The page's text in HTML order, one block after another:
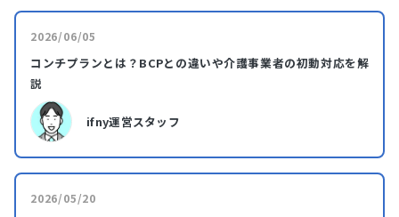
2026/06/05
コンチプランとは？BCPとの違いや介護事業者の初動対応を解
説
ifny運営スタッフ
2026/05/20